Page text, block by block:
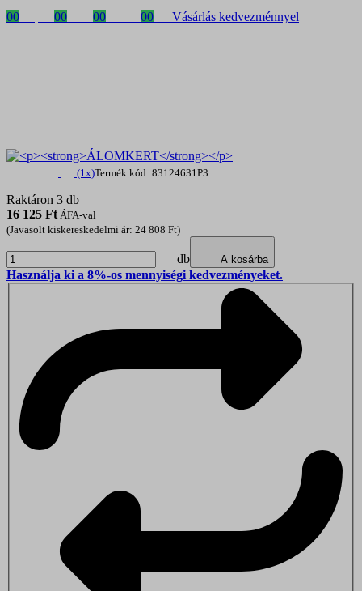
00
00 00 00 Vásárlás kedvezménnyel
(1x)Termék kód: 83124631P3
Raktáron 3 db
16 125 Ft ÁFA-val
(Javasolt kiskereskedelmi ár: 24 808 Ft)
db A kosárba
Használja ki a 8%-os mennyiségi kedvezményeket.